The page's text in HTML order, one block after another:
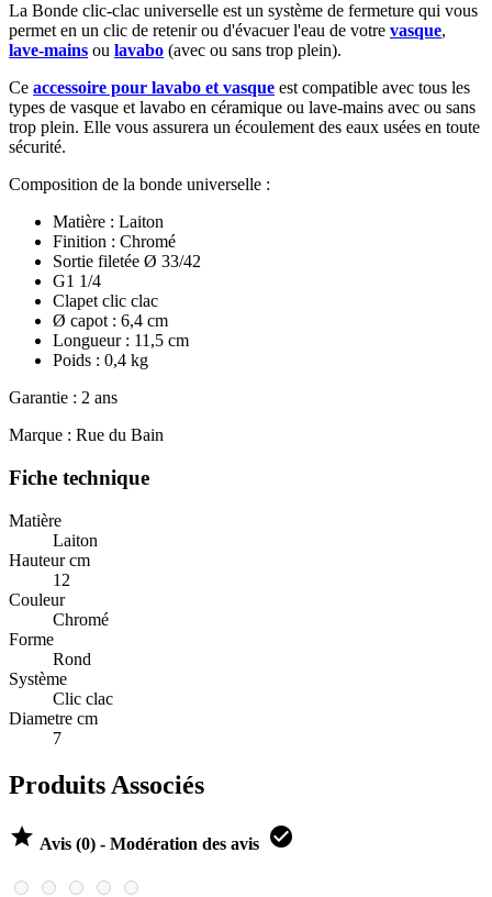
La Bonde clic-clac universelle est un système de fermeture qui vous
permet en un clic de retenir ou d'évacuer l'eau de votre vasque,
lave-mains ou lavabo (avec ou sans trop plein).
Ce accessoire pour lavabo et vasque est compatible avec tous les
types de vasque et lavabo en céramique ou lave-mains avec ou sans
trop plein. Elle vous assurera un écoulement des eaux usées en toute
sécurité.
Composition de la bonde universelle :
Matière : Laiton
Finition : Chromé
Sortie filetée Ø 33/42
G1 1/4
Clapet clic clac
Ø capot : 6,4 cm
Longueur : 11,5 cm
Poids : 0,4 kg
Garantie : 2 ans
Marque : Rue du Bain
Fiche technique
Matière
Laiton
Hauteur cm
12
Couleur
Chromé
Forme
Rond
Système
Clic clac
Diametre cm
7
Produits Associés
 Avis (0) - Modération des avis 